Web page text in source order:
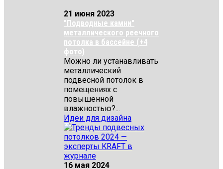
21 июня 2023
"Подводные камни"
металлического реечного
потолка в бассейне (+4
фото)
Можно ли устанавливать
металлический
подвесной потолок в
помещениях с
повышенной
влажностью?...
Идеи для дизайна
16 мая 2024